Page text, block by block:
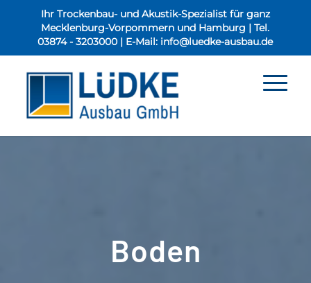
Ihr Trockenbau- und Akustik-Spezialist für ganz
Mecklenburg-Vorpommern und Hamburg | Tel.
03874 - 3203000 | E-Mail: info@luedke-ausbau.de
Boden